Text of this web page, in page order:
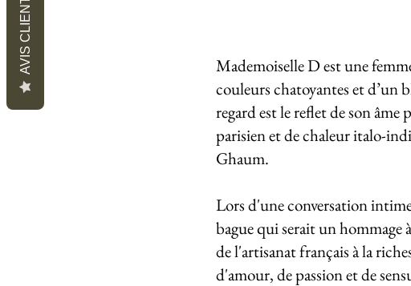
Mademoiselle D est une
couleurs chatoyantes et d’un
regard est le reflet de son
parisien et de chaleur italo-
Ghaum.
Lors d'une conversation
bague qui serait un hommage
de l'artisanat français à la
d'amour, de passion et de
AVIS CLIENTS